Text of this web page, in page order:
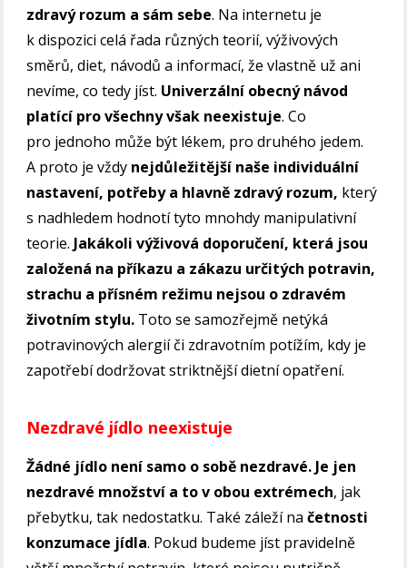
zdravý rozum a sám sebe. Na internetu je
k dispozici celá řada různých teorií, výživových
směrů, diet, návodů a informací, že vlastně už ani
nevíme, co tedy jíst. Univerzální obecný návod
platící pro všechny však neexistuje. Co
pro jednoho může být lékem, pro druhého jedem.
A proto je vždy nejdůležitější naše individuální
nastavení, potřeby a hlavně zdravý rozum, který
s nadhledem hodnotí tyto mnohdy manipulativní
teorie. Jakákoli výživová doporučení, která jsou
založená na příkazu a zákazu určitých potravin,
strachu a přísném režimu nejsou o zdravém
životním stylu. Toto se samozřejmě netýká
potravinových alergií či zdravotním potížím, kdy je
zapotřebí dodržovat striktnější dietní opatření.
Nezdravé jídlo neexistuje
Žádné jídlo není samo o sobě nezdravé. Je jen
nezdravé množství a to v obou extrémech, jak
přebytku, tak nedostatku. Také záleží načetnosti
konzumace jídla. Pokud budeme jíst pravidelně